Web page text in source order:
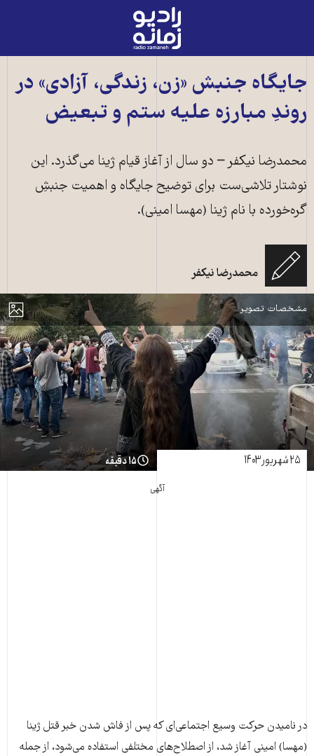
رادیو
زمانه
صفحه
اصلی
جایگاه جنبش «زن، زندگی، آزادی» در
روندِ مبارزه علیه ستم و تبعیض
محمدرضا نیکفر – دو سال از آغاز قیام ژینا می‌گذرد. این
نوشتار تلاشی‌ست برای توضیح جایگاه و اهمیت جنبشِ
گره‌خورده با نام ژینا (مهسا امینی).
محمدرضا نیکفر
نمایش
مشخصات تصویر
صحنه‌ای از قیام ژینا (۱۴۰۱)
۲۵ شهریور ۱۴۰۳ ۱۵ دقیقه
آگهی
در نامیدن حرکت وسیع اجتماعی‌ای که پس از فاش شدن خبر قتل ژینا
(مهسا) امینی آغاز شد، از اصطلاح‌های مختلفی استفاده می‌شود، از جمله